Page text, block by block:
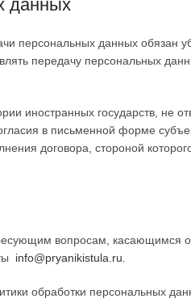
данных
персональных данных обязан
передачу персональных
иностранных государств, не
в письменной форме
договора, стороной
вопросам, касающимся
info@pryanikistula.ru
обработки персональных